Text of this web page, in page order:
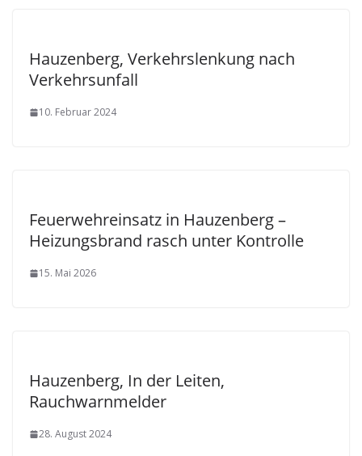
Hauzenberg, Verkehrslenkung nach
Verkehrsunfall
10. Februar 2024
Feuerwehreinsatz in Hauzenberg –
Heizungsbrand rasch unter Kontrolle
15. Mai 2026
Hauzenberg, In der Leiten,
Rauchwarnmelder
28. August 2024